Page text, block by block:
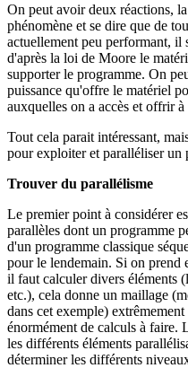
On peut avoir deux réactions,
phénomène et se dire que de
actuellement peu performant, il
d'après la loi de Moore le
supporter le programme. On
puissance qu'offre le matériel
auxquelles on a accès et offrir
Tout cela parait intéressant,
pour exploiter et paralléliser un
Trouver du parallélisme
Le premier point à considérer
parallèles dont un programme
d'un programme classique
pour le lendemain. Si on prend
il faut calculer divers éléments
etc.), cela donne un maillage
dans cet exemple)
énormément de calculs à faire.
les différents éléments
déterminer les différents